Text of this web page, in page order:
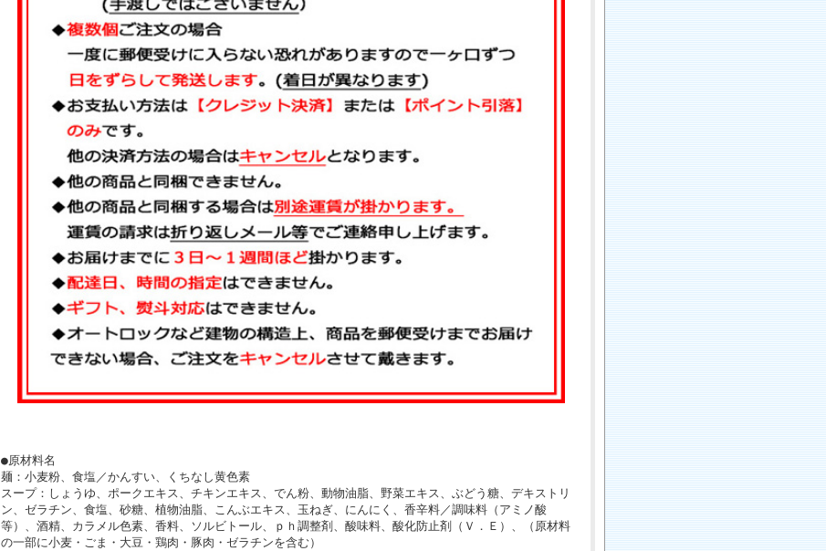
●原材料名
麺：小麦粉、食塩／かんすい、くちなし黄色素
スープ：しょうゆ、ポークエキス、チキンエキス、でん粉、動物油脂、野菜エキス、ぶどう糖、デキストリ
ン、ゼラチン、食塩、砂糖、植物油脂、こんぶエキス、玉ねぎ、にんにく、香辛料／調味料（アミノ酸
等）、酒精、カラメル色素、香料、ソルビトール、ｐｈ調整剤、酸味料、酸化防止剤（Ｖ．Ｅ）、（原材料
の一部に小麦・ごま・大豆・鶏肉・豚肉・ゼラチンを含む）